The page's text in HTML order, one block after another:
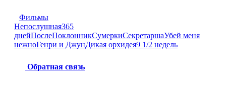
Фильмы
Непослушная365
днейПослеПоклонникСумеркиСекретаршаУбей меня
нежноГенри и ДжунДикая орхидея9 1/2 недель
Обратная связь